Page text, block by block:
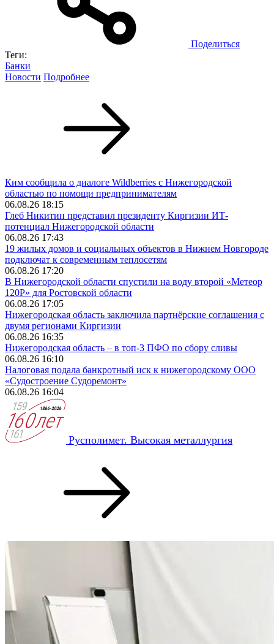
Поделиться
Теги:
Банки
Новости Подробнее
Ким сообщила о диалоге Wildberries с Нижегородской
областью по помощи предпринимателям
06.08.26 18:15
Глеб Никитин представил президенту Киргизии ИТ-
потенциал Нижегородской области
06.08.26 17:43
19 жилых домов и социальных объектов в Нижнем Новгороде
подключат к современным теплосетям
06.08.26 17:20
В Нижегородской области спустили на воду второй «Метеор
120Р» для Ростовской области
06.08.26 17:05
Нижегородская область заключила партнёрские соглашения с
двумя регионами Киргизии
06.08.26 16:35
Нижегородская область – в топ-3 ПФО по сбору сливы
06.08.26 16:10
Налоговая подала банкротный иск к нижегородскому ООО
«Судостроение Судоремонт»
06.08.26 16:04
Русполимет. Высокая металлургия